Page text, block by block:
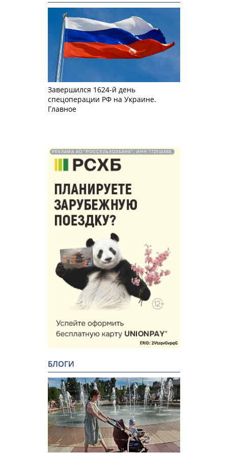
Завершился 1624-й день
спецоперации РФ на Украине.
Главное
РЕКЛАМА АО "РОССЕЛЬХОЗБАНК". ИНН 772511448.
БЛОГИ